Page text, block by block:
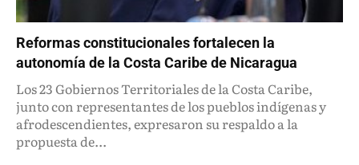
Reformas constitucionales fortalecen la
autonomía de la Costa Caribe de Nicaragua
Los 23 Gobiernos Territoriales de la Costa Caribe,
junto con representantes de los pueblos indígenas y
afrodescendientes, expresaron su respaldo a la
propuesta de...